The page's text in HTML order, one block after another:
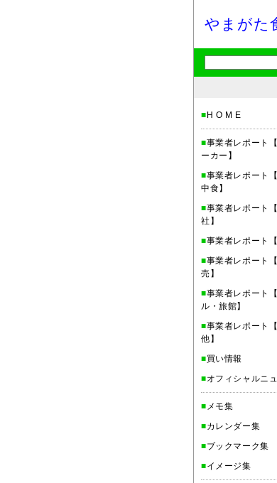
やまがた
■ H O M E
■事業者レポート
ーカー】
■事業者レポート
中食】
■事業者レポート
社】
■事業者レポート【
■事業者レポート
売】
■事業者レポート
ル・旅館】
■事業者レポート
他】
■買い情報
■オフィシャルニ
■ メモ集
■カレンダー集
■ブックマーク集
■イメージ集